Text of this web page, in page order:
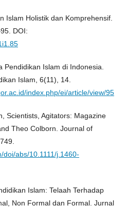
Islam Holistik dan Komprehensif.
DOI:
Islam di Indonesia.
Islam, 6(11), 14.
index.php/ei/article/view/95
Scientists, Agitators: Magazine
Theo Colborn. Journal of
doi/abs/10.1111/j.1460-
Islam: Telaah Terhadap
Non Formal dan Formal. Jurnal